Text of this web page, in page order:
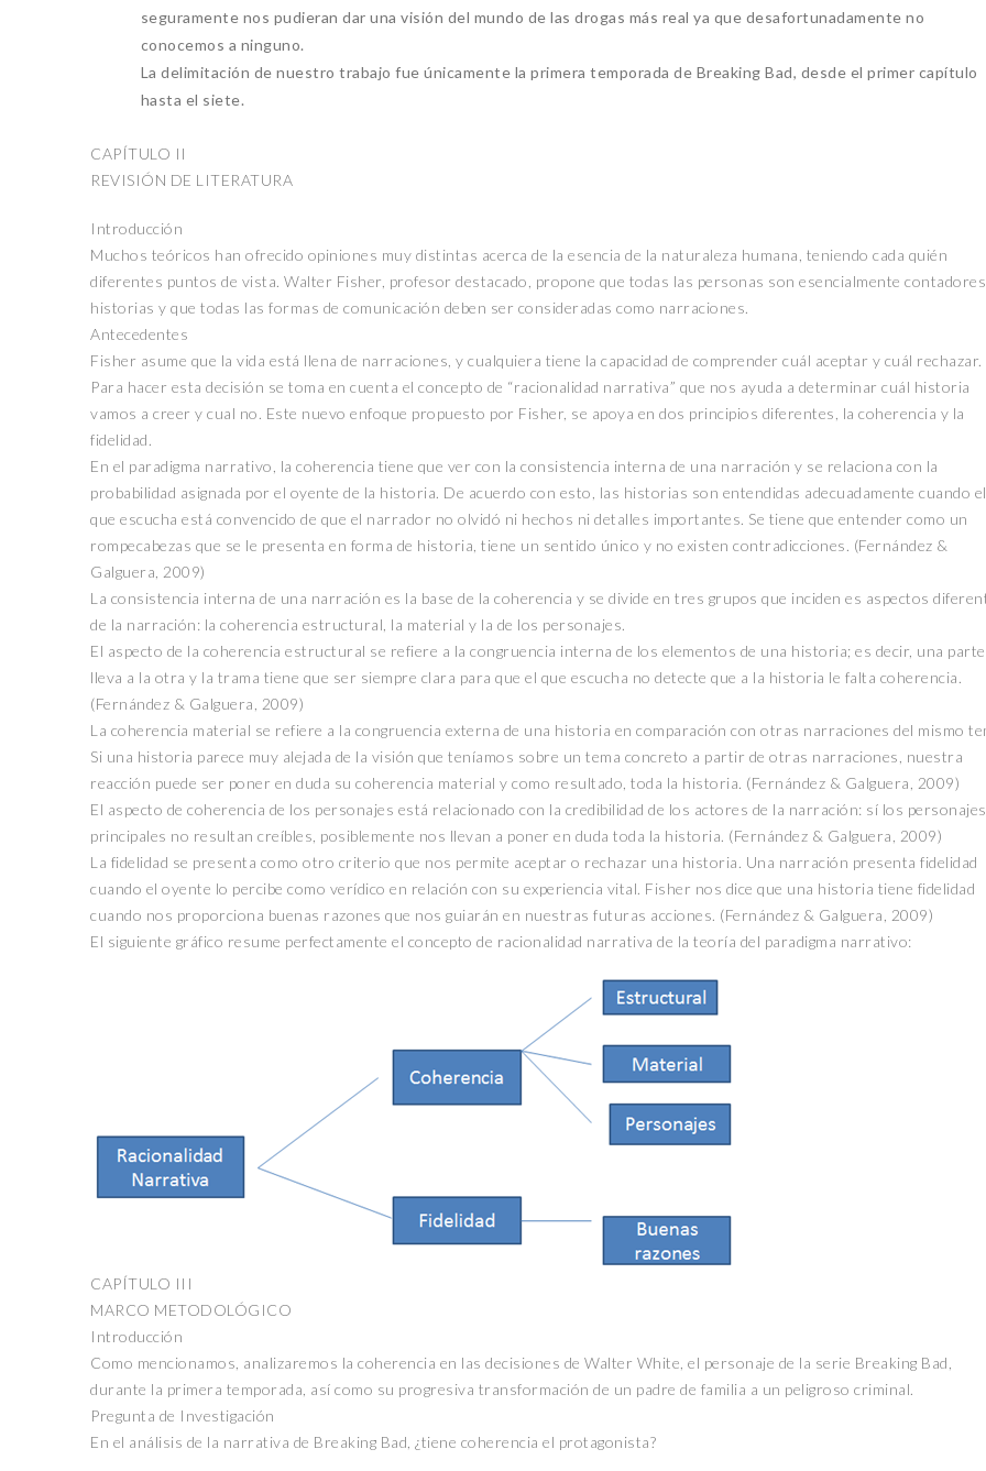
seguramente nos pudieran dar una visión del mundo de las drogas más real ya que desafortunadamente no
conocemos a ninguno.
La delimitación de nuestro trabajo fue únicamente la primera temporada de Breaking Bad, desde el primer capítulo
hasta el siete.
CAPÍTULO II
REVISIÓN DE LITERATURA
Introducción
Muchos teóricos han ofrecido opiniones muy distintas acerca de la esencia de la naturaleza humana, teniendo cada quién
diferentes puntos de vista. Walter Fisher, profesor destacado, propone que todas las personas son esencialmente
historias y que todas las formas de comunicación deben ser consideradas como narraciones.
Antecedentes
Fisher asume que la vida está llena de narraciones, y cualquiera tiene la capacidad de comprender cuál aceptar y cuál rechazar.
Para hacer esta decisión se toma en cuenta el concepto de “racionalidad narrativa” que nos ayuda a determinar cuál historia
vamos a creer y cual no. Este nuevo enfoque propuesto por Fisher, se apoya en dos principios diferentes, la coherencia y la
fidelidad.
En el paradigma narrativo, la coherencia tiene que ver con la consistencia interna de una narración y se relaciona con la
probabilidad asignada por el oyente de la historia. De acuerdo con esto, las historias son entendidas adecuadamente cuando el
que escucha está convencido de que el narrador no olvidó ni hechos ni detalles importantes. Se tiene que entender como un
rompecabezas que se le presenta en forma de historia, tiene un sentido único y no existen contradicciones. (Fernández &
Galguera, 2009)
La consistencia interna de una narración es la base de la coherencia y se divide en tres grupos que inciden es aspectos
de la narración: la coherencia estructural, la material y la de los personajes.
El aspecto de la coherencia estructural se refiere a la congruencia interna de los elementos de una historia; es decir, una parte
lleva a la otra y la trama tiene que ser siempre clara para que el que escucha no detecte que a la historia le falta coherencia.
(Fernández & Galguera, 2009)
La coherencia material se refiere a la congruencia externa de una historia en comparación con otras narraciones del mismo
Si una historia parece muy alejada de la visión que teníamos sobre un tema concreto a partir de otras narraciones, nuestra
reacción puede ser poner en duda su coherencia material y como resultado, toda la historia. (Fernández & Galguera, 2009)
El aspecto de coherencia de los personajes está relacionado con la credibilidad de los actores de la narración: sí los personajes
principales no resultan creíbles, posiblemente nos llevan a poner en duda toda la historia. (Fernández & Galguera, 2009)
La fidelidad se presenta como otro criterio que nos permite aceptar o rechazar una historia. Una narración presenta fidelidad
cuando el oyente lo percibe como verídico en relación con su experiencia vital. Fisher nos dice que una historia tiene fidelidad
cuando nos proporciona buenas razones que nos guiarán en nuestras futuras acciones. (Fernández & Galguera, 2009)
El siguiente gráfico resume perfectamente el concepto de racionalidad narrativa de la teoría del paradigma narrativo:
CAPÍTULO III
MARCO METODOLÓGICO
Introducción
Como mencionamos, analizaremos la coherencia en las decisiones de Walter White, el personaje de la serie Breaking Bad,
durante la primera temporada, así como su progresiva transformación de un padre de familia a un peligroso criminal.
Pregunta de Investigación
En el análisis de la narrativa de Breaking Bad, ¿tiene coherencia el protagonista?